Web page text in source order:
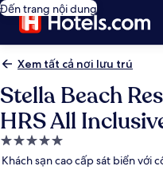
Đến trang nội dung
Xem tất cả nơi lưu trú
Stella Beach
HRS All
Nơi
lưu
Khách sạn cao cấp sát biển với